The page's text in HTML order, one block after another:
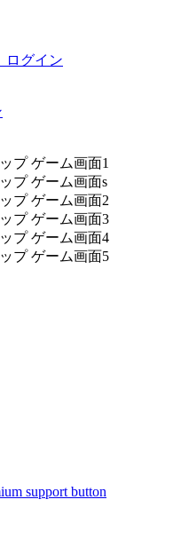
ログイン